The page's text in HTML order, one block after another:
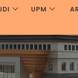
UPM